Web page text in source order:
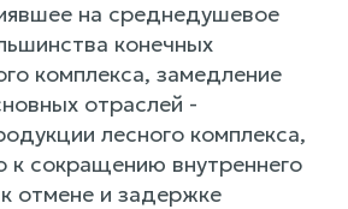
на среднедушевое
конечных
комплекса, замедление
отраслей -
лесного комплекса,
к сокращению внутреннего
отмене и задержке